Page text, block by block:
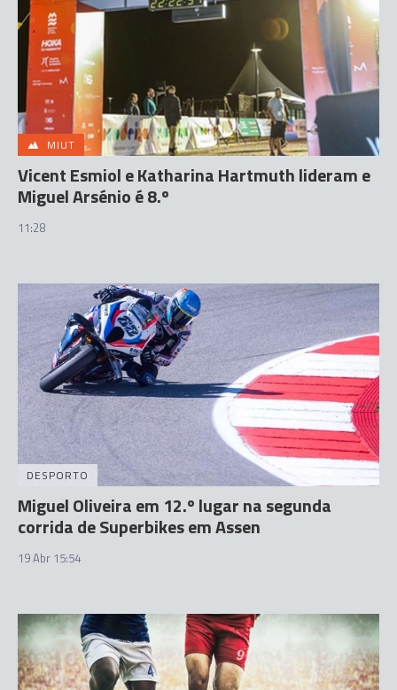
MIUT
Vicent Esmiol e Katharina Hartmuth lideram e
Miguel Arsénio é 8.º
11:28
DESPORTO
Miguel Oliveira em 12.º lugar na segunda
corrida de Superbikes em Assen
19 Abr 15:54